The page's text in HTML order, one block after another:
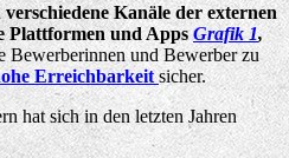
verschiedene Kanäle der externen
Plattformen und Apps Grafik 1,
Bewerberinnen und Bewerber zu
Erreichbarkeit sicher.
hat sich in den letzten Jahren